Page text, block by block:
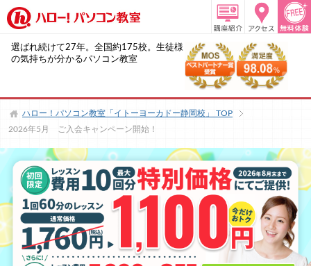
選ばれ続けて27年。全国約175校。生徒様
の気持ちが分かるパソコン教室
ハロー！パソコン教室「イトーヨーカドー静岡校」
TOP
2026年5月 ご入会キャンペーン開始！